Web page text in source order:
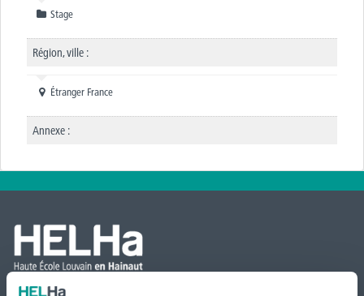
Stage
Région, ville :
Étranger France
Annexe :